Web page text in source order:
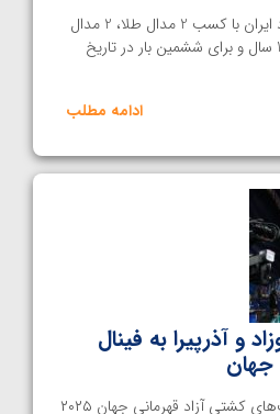
خانه کشتی | تیم کشتی آزاد ایران با کسب 2 مدال طلا، 2 مدال
نقره و 3 مدال برنز پس از 12 سال و برای ششمین بار در تاریخ
ادامه مطلب
و آذرپیرا به فینال
جهان
خانه کشتی | در ادامه رقابت‌های کشتی آزاد قهرمانی جهان ۲۰۲۵